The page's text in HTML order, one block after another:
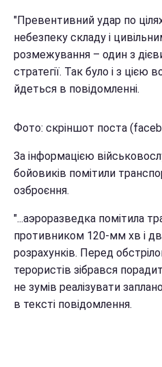
"Превентивний удар по
небезпеку складу і
розмежування – один з
стратегії. Так було і з
йдеться в повідомленні.
Фото: скріншот поста
За інформацією
бойовиків помітили
озброєння.
"...аэроразведка помітила
противником 120-мм хв і
розрахунків. Перед
терористів зібрався
не зумів реалізувати
в тексті повідомлення.